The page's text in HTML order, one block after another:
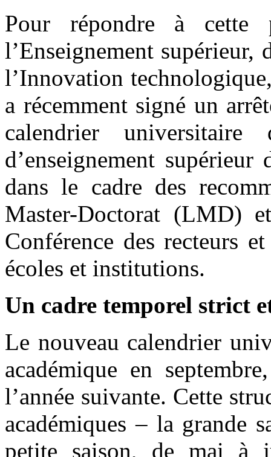
Pour répondre à cette
l’Enseignement supérieur,
l’Innovation
a récemment signé un
calendrier universitaire
d’enseignement
dans le cadre des
Master-Doctorat (LMD)
Conférence des recteurs
écoles et institutions.
Un cadre temporel strict
Le nouveau calendrier
académique en
l’année suivante. Cette
académiques – la grande
petite saison, de mai à